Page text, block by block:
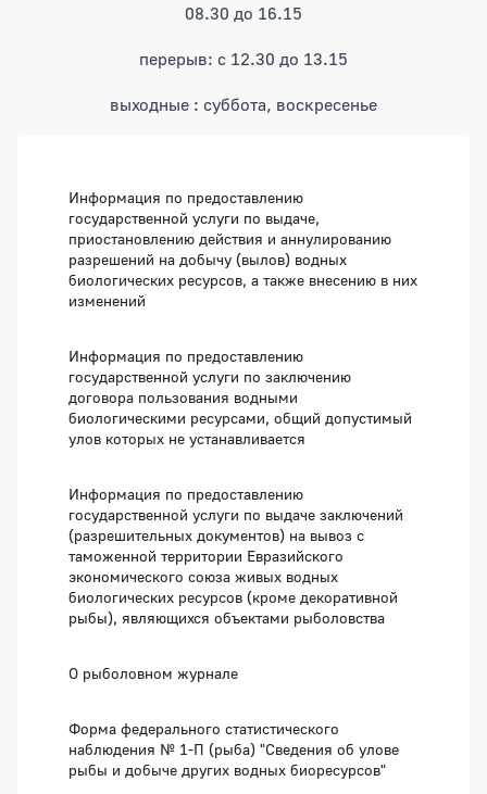
08.30 до 16.15
перерыв: с 12.30 до 13.15
выходные : суббота, воскресенье
Информация по предоставлению
государственной услуги по выдаче,
приостановлению действия и аннулированию
разрешений на добычу (вылов) водных
биологических ресурсов, а также внесению в них
изменений
Информация по предоставлению
государственной услуги по заключению
договора пользования водными
биологическими ресурсами, общий допустимый
улов которых не устанавливается
Информация по предоставлению
государственной услуги по выдаче заключений
(разрешительных документов) на вывоз с
таможенной территории Евразийского
экономического союза живых водных
биологических ресурсов (кроме декоративной
рыбы), являющихся объектами рыболовства
О рыболовном журнале
Форма федерального статистического
наблюдения № 1-П (рыба) "Сведения об улове
рыбы и добыче других водных биоресурсов"